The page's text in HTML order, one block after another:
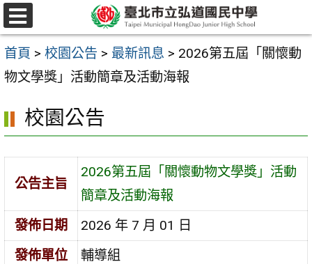
跳
至
主
要
容
區
選
單
首頁 > 校園公告 > 最新訊息 > 2026第五屆「關懷動
物文學獎」活動簡章及活動海報
校園公告
公告主旨
2026第五屆「關懷動物文學獎」活動
簡章及活動海報
發佈日期
2026 年 7 月 01 日
發佈單位
輔導組